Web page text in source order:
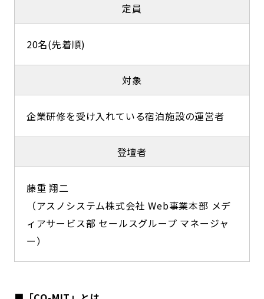
定員
20名(先着順)
対象
企業研修を受け入れている宿泊施設の運営者
登壇者
藤重 翔二
（アスノシステム株式会社 Web事業本部 メデ
ィアサービス部 セールスグループ マネージャ
ー）